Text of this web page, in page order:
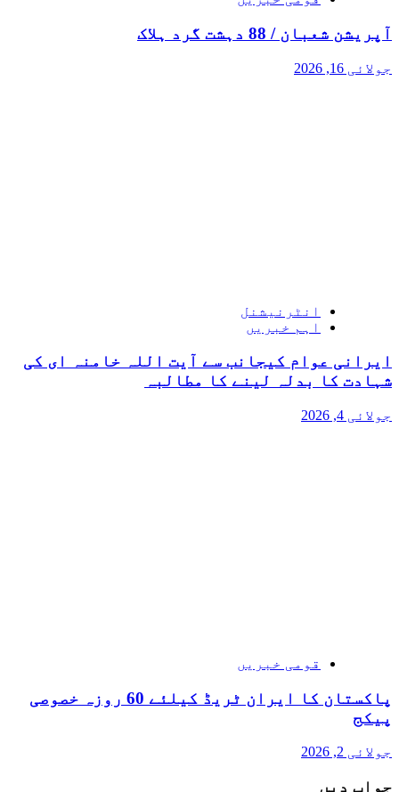
آپریشن شعبان / 88 دہشت گرد ہلاک
جولائی 16, 2026
انٹرنیشنل
اہم خبریں
ایرانی عوام کیجانب سے آیت اللہ خامنہ ای کی
شہادت کا بدلہ لینے کا مطالبہ
جولائی 4, 2026
قومی خبریں
پاکستان کا ایران ٹریڈ کیلئے 60 روزہ خصوصی
پیکج
جولائی 2, 2026
جواب دیں